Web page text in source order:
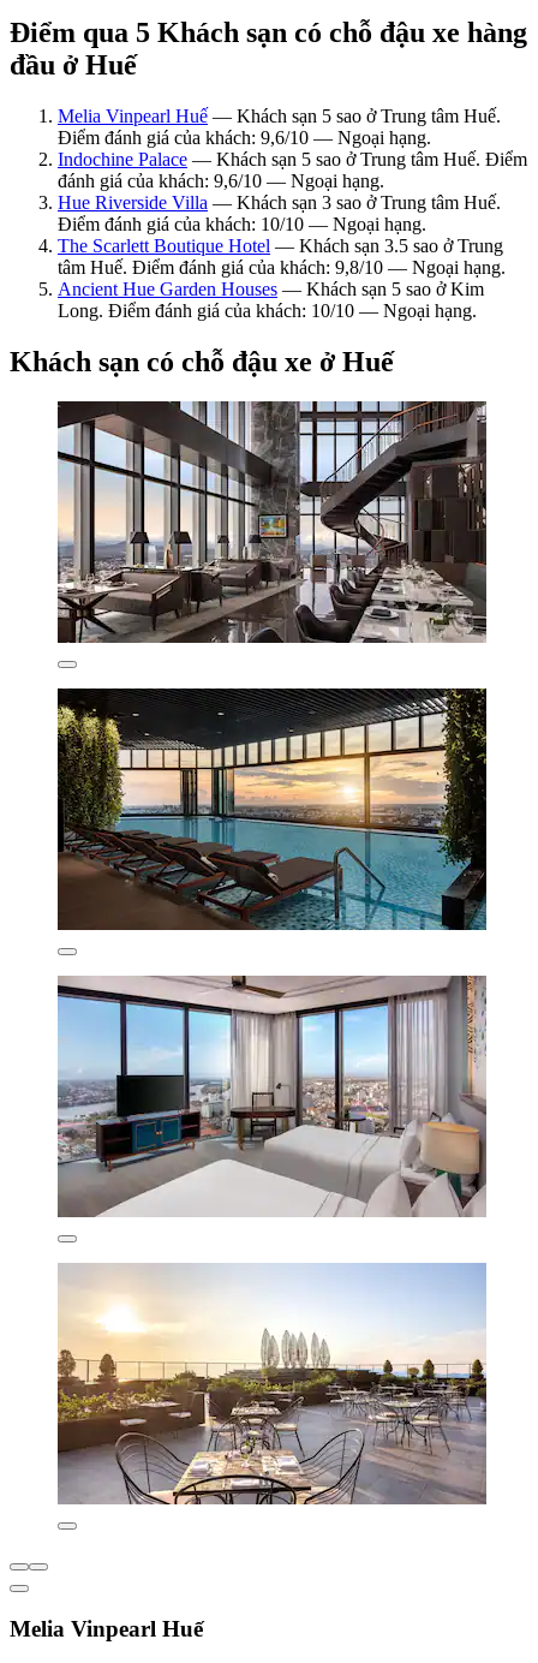
Điểm qua 5 Khách sạn có chỗ đậu xe hàng
đầu ở Huế
Melia Vinpearl Huế — Khách sạn 5 sao ở Trung tâm Huế.
Điểm đánh giá của khách: 9,6/10 — Ngoại hạng.
Indochine Palace — Khách sạn 5 sao ở Trung tâm Huế. Điểm
đánh giá của khách: 9,6/10 — Ngoại hạng.
Hue Riverside Villa — Khách sạn 3 sao ở Trung tâm Huế.
Điểm đánh giá của khách: 10/10 — Ngoại hạng.
The Scarlett Boutique Hotel — Khách sạn 3.5 sao ở Trung
tâm Huế. Điểm đánh giá của khách: 9,8/10 — Ngoại hạng.
Ancient Hue Garden Houses — Khách sạn 5 sao ở Kim
Long. Điểm đánh giá của khách: 10/10 — Ngoại hạng.
Khách sạn có chỗ đậu xe ở Huế
Melia Vinpearl Huế